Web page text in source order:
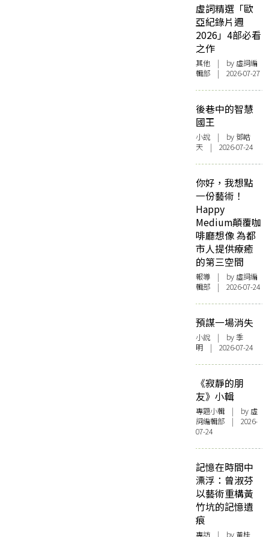
虛詞精選「歐
亞紀錄片週
2026」4部必看
之作
其他 | by 虛詞編
輯部 | 2026-07-27
後巷中的智慧
國王
小說 | by 鄧皓
天 | 2026-07-24
你好，我想點
一份藝術！
Happy
Medium顛覆咖
啡廳想像 為都
市人提供療癒
的第三空間
報導 | by 虛詞編
輯部 | 2026-07-24
預謀一場消失
小說 | by 季
明 | 2026-07-24
《寂靜的朋
友》小輯
專題小輯 | by 虛
詞編輯部 | 2026-
07-24
記憶在時間中
漂浮：曾淑芬
以藝術重構黃
竹坑的記憶遺
痕